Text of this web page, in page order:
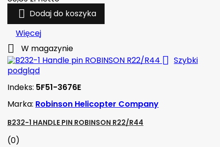
 Dodaj do koszyka
Więcej
 W magazynie
 Szybki
podgląd
Indeks: 5F51-3676E
Marka: Robinson Helicopter Company
B232-1 HANDLE PIN ROBINSON R22/R44
(0)